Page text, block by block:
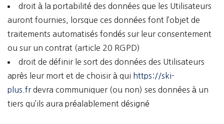
droit à la portabilité des données que les Utilisateurs
auront fournies, lorsque ces données font l’objet de
traitements automatisés fondés sur leur consentement
ou sur un contrat (article 20 RGPD)
droit de définir le sort des données des Utilisateurs
après leur mort et de choisir à qui https://ski-
plus.frdevra communiquer (ou non) ses données à un
tiers qu’ils aura préalablement désigné